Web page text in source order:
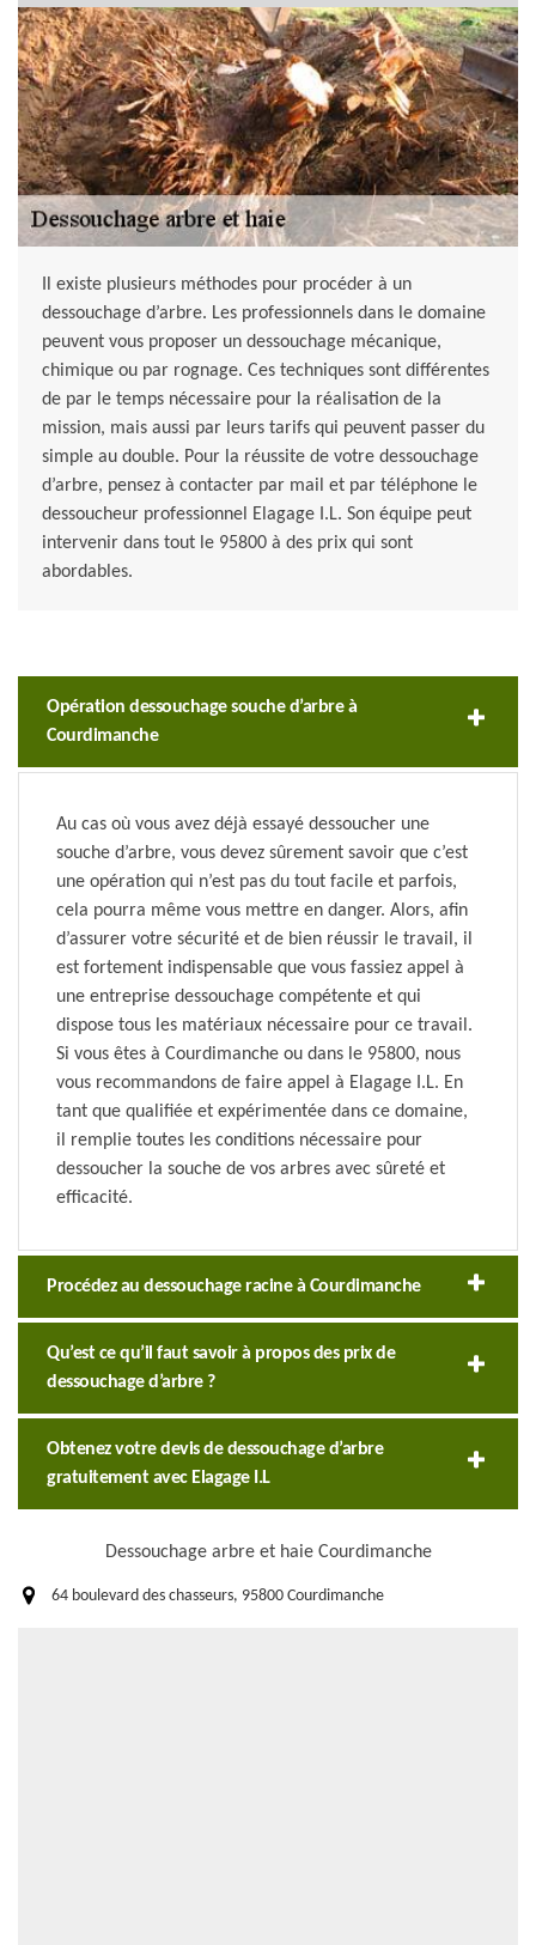
Il existe plusieurs méthodes pour procéder à un
dessouchage d’arbre. Les professionnels dans le domaine
peuvent vous proposer un dessouchage mécanique,
chimique ou par rognage. Ces techniques sont différentes
de par le temps nécessaire pour la réalisation de la
mission, mais aussi par leurs tarifs qui peuvent passer du
simple au double. Pour la réussite de votre dessouchage
d’arbre, pensez à contacter par mail et par téléphone le
dessoucheur professionnel Elagage I.L. Son équipe peut
intervenir dans tout le 95800 à des prix qui sont
abordables.
Opération dessouchage souche d’arbre à
Courdimanche
Au cas où vous avez déjà essayé dessoucher une
souche d’arbre, vous devez sûrement savoir que c’est
une opération qui n’est pas du tout facile et parfois,
cela pourra même vous mettre en danger. Alors, afin
d’assurer votre sécurité et de bien réussir le travail, il
est fortement indispensable que vous fassiez appel à
une entreprise dessouchage compétente et qui
dispose tous les matériaux nécessaire pour ce travail.
Si vous êtes à Courdimanche ou dans le 95800, nous
vous recommandons de faire appel à Elagage I.L. En
tant que qualifiée et expérimentée dans ce domaine,
il remplie toutes les conditions nécessaire pour
dessoucher la souche de vos arbres avec sûreté et
efficacité.
Procédez au dessouchage racine à Courdimanche
Qu’est ce qu’il faut savoir à propos des prix de
dessouchage d’arbre ?
Obtenez votre devis de dessouchage d’arbre
gratuitement avec Elagage I.L
Dessouchage arbre et haie Courdimanche
64 boulevard des chasseurs, 95800 Courdimanche